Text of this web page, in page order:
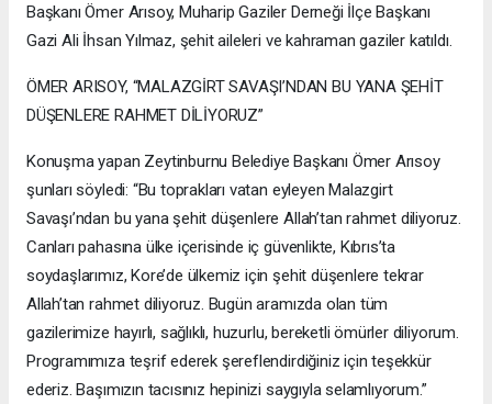
Başkanı Ömer Arısoy, Muharip Gaziler Derneği İlçe Başkanı
Gazi Ali İhsan Yılmaz, şehit aileleri ve kahraman gaziler katıldı.
ÖMER ARISOY, “MALAZGİRT SAVAŞI’NDAN BU YANA ŞEHİT
DÜŞENLERE RAHMET DİLİYORUZ”
Konuşma yapan Zeytinburnu Belediye Başkanı Ömer Arısoy
şunları söyledi: “Bu toprakları vatan eyleyen Malazgirt
Savaşı’ndan bu yana şehit düşenlere Allah’tan rahmet diliyoruz.
Canları pahasına ülke içerisinde iç güvenlikte, Kıbrıs’ta
soydaşlarımız, Kore’de ülkemiz için şehit düşenlere tekrar
Allah’tan rahmet diliyoruz. Bugün aramızda olan tüm
gazilerimize hayırlı, sağlıklı, huzurlu, bereketli ömürler diliyorum.
Programımıza teşrif ederek şereflendirdiğiniz için teşekkür
ederiz. Başımızın tacısınız hepinizi saygıyla selamlıyorum.”